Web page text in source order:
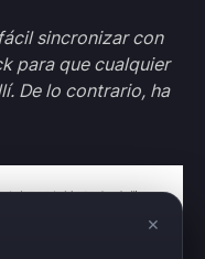
sincronizar con
para que cualquier
De lo contrario, ha
×